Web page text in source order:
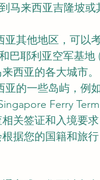
马来西亚吉隆坡
其他地区，可以
巴耶利亚空军基
西亚的各大城市。
亚的一些岛屿，例
Ferry
关签证和入境要
据您的国籍和旅